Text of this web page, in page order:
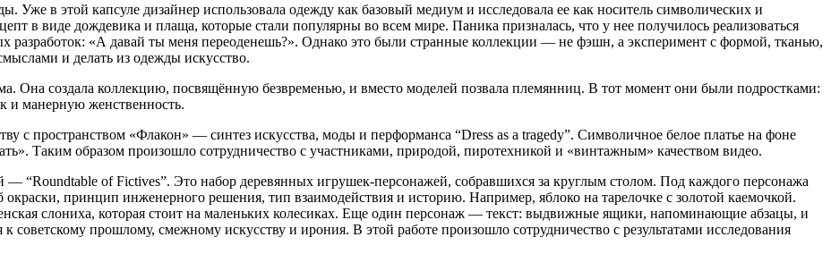
в этой капсуле дизайнер использовала одежду как базовый медиум и исследовала ее как носитель символических и
в виде дождевика и плаща, которые стали популярны во всем мире. Паника призналась, что у нее получилось реализоваться
разработок: «А давай ты меня переоденешь?». Однако это были странные коллекции — не фэшн, а эксперимент с формой, тканью,
и делать из одежды искусство.
Она создала коллекцию, посвящённую безвременью, и вместо моделей позвала племянниц. В тот момент они были подростками:
и манерную женственность.
с пространством «Флакон» — синтез искусства, моды и перформанса “Dress as a tragedy”. Символичное белое платье на фоне
Таким образом произошло сотрудничество с участниками, природой, пиротехникой и «винтажным» качеством видео.
“Roundtable of Fictives”. Это набор деревянных игрушек-персонажей, собравшихся за круглым столом. Под каждого персонажа
принцип инженерного решения, тип взаимодействия и историю. Например, яблоко на тарелочке с золотой каемочкой.
слониха, которая стоит на маленьких колесиках. Еще один персонаж — текст: выдвижные ящики, напоминающие абзацы, и
советскому прошлому, смежному искусству и ирония. В этой работе произошло сотрудничество с результатами исследования